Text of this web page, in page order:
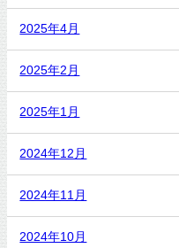
2025年4月
2025年2月
2025年1月
2024年12月
2024年11月
2024年10月